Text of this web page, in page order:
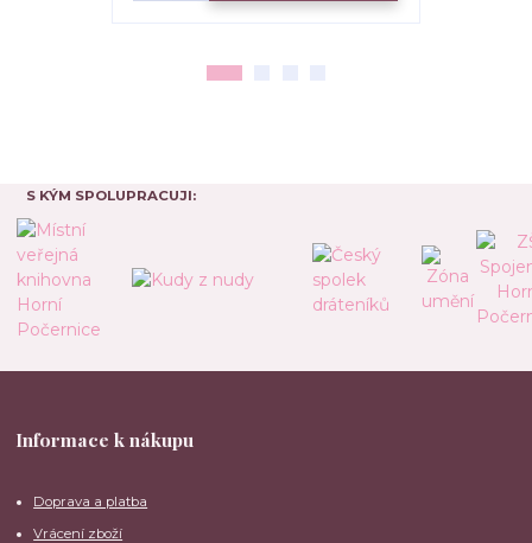
S KÝM SPOLUPRACUJI:
Informace k nákupu
Doprava a platba
Vrácení zboží